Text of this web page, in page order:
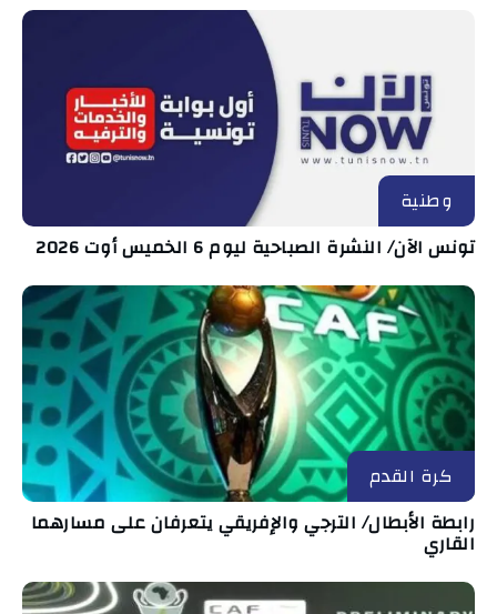
وطنية
تونس الآن/ النشرة الصباحية ليوم 6 الخميس أوت 2026
كرة القدم
رابطة الأبطال/ الترجي والإفريقي يتعرفان على مسارهما
القاري